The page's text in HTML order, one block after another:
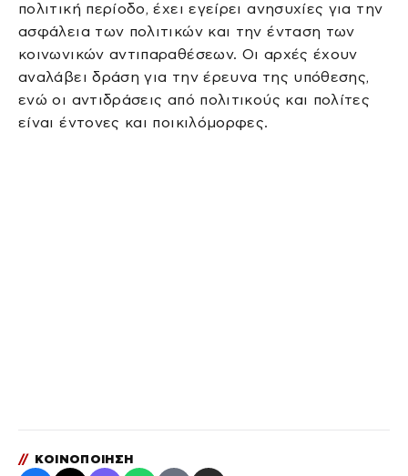
πολιτική περίοδο, έχει εγείρει ανησυχίες για την
ασφάλεια των πολιτικών και την ένταση των
κοινωνικών αντιπαραθέσεων. Οι αρχές έχουν
αναλάβει δράση για την έρευνα της υπόθεσης,
ενώ οι αντιδράσεις από πολιτικούς και πολίτες
είναι έντονες και ποικιλόμορφες.
// ΚΟΙΝΟΠΟΙΗΣΗ